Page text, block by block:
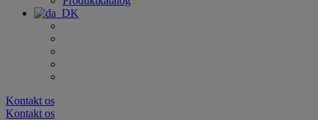
Kontakt os
Kontakt os